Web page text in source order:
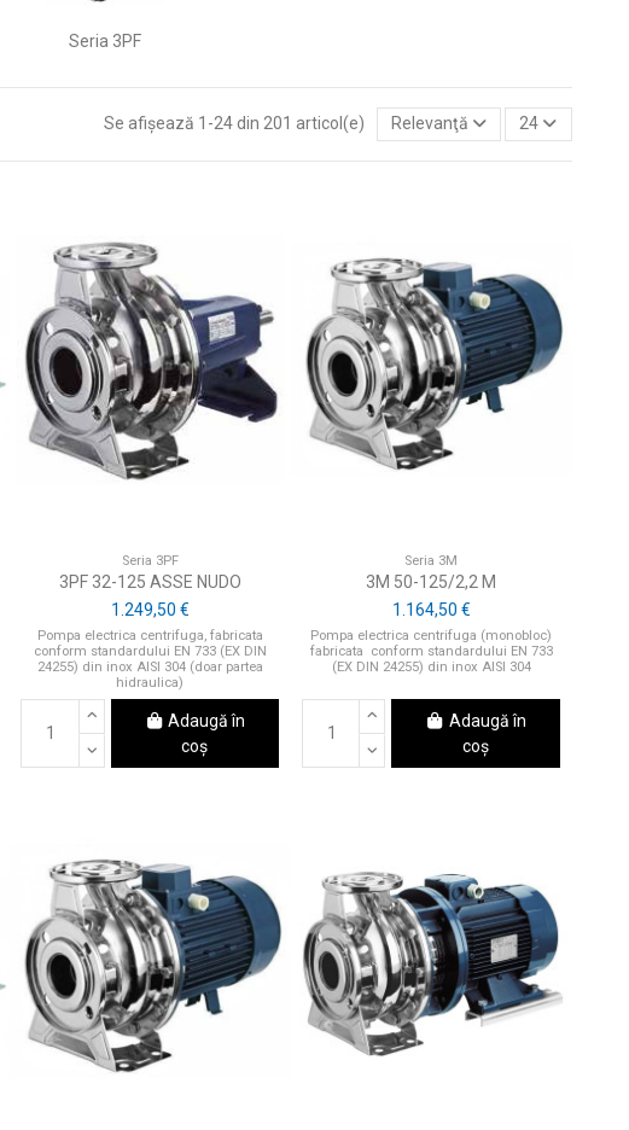
Seria 3PF
Se afișează 1-24 din 201 articol(e) Relevanţă 24
Seria 3PF
3PF 32-125 ASSE NUDO
1.249,50 €
Pompa electrica centrifuga, fabricata
conform standardului EN 733 (EX DIN
24255) din inox AISI 304 (doar partea
hidraulica)
Adaugă în
coș
Seria 3M
3M 50-125/2,2 M
1.164,50 €
Pompa electrica centrifuga (monobloc)
fabricata conform standardului EN 733
(EX DIN 24255) din inox AISI 304
Adaugă în
coș